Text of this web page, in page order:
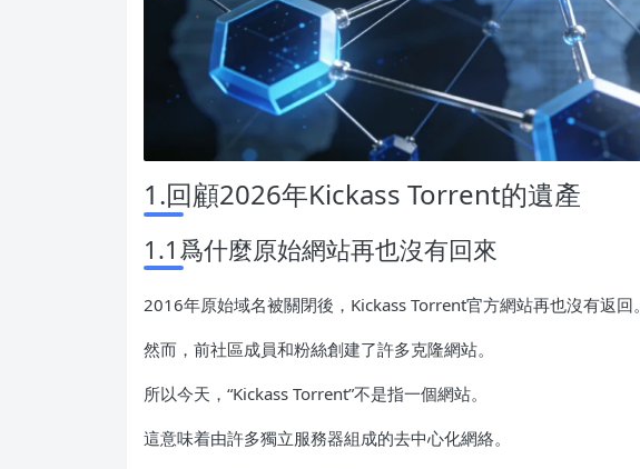
1.回顧2026年Kickass Torrent的遺產
1.1爲什麼原始網站再也沒有回來
2016年原始域名被關閉後，Kickass Torrent官方網站再也沒有返回。
然而，前社區成員和粉絲創建了許多克隆網站。
所以今天，“Kickass Torrent”不是指一個網站。
這意味着由許多獨立服務器組成的去中心化網絡。